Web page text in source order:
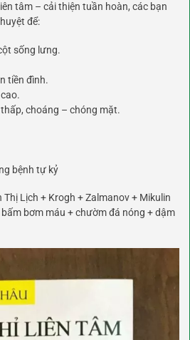
tâm – cải thiện tuần hoàn, các bạn
để:
sống lưng.
tiền đình.
choáng – chóng mặt.
bệnh tự kỷ
Thị Lịch + Krogh + Zalmanov + Mikulin
bơm máu + chườm đá nóng + dậm